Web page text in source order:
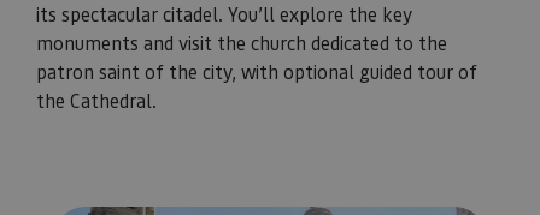
its spectacular citadel. You’ll explore the key
monuments and visit the church dedicated to the
patron saint of the city, with optional guided tour of
the Cathedral.